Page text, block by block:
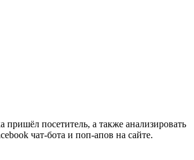
посетитель, а также анализировать
чат-бота и поп-апов на сайте.